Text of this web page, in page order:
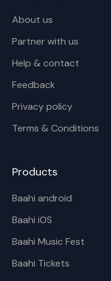
About us
Partner with us
Help & contact
Feedback
Privacy policy
Terms & Conditions
Products
Baahi android
Baahi iOS
Baahi Music Fest
Baahi Tickets